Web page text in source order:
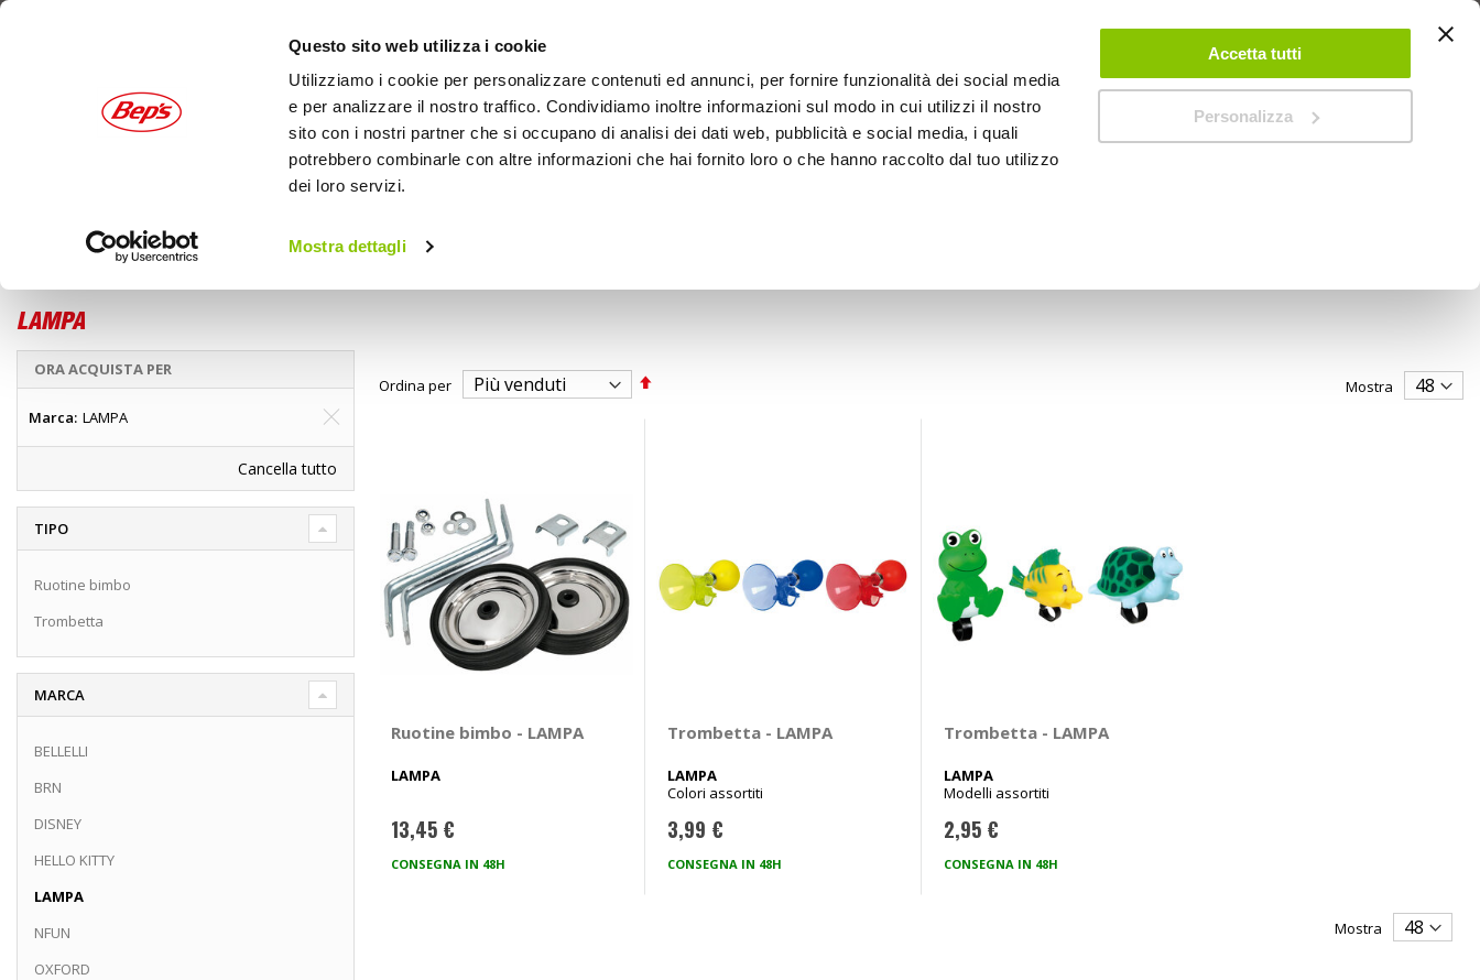
Questo sito web utilizza i cookie
Utilizziamo i cookie per personalizzare contenuti ed annunci, per fornire funzionalità dei social media
e per analizzare il nostro traffico. Condividiamo inoltre informazioni sul modo in cui utilizzi il nostro
sito con i nostri partner che si occupano di analisi dei dati web, pubblicità e social media, i quali
potrebbero combinarle con altre informazioni che hai fornito loro o che hanno raccolto dal tuo utilizzo
dei loro servizi.
Mostra dettagli
Accetta tutti
Personalizza
CONTATTACI NEGOZI IL MIO NEGOZIO
LAMPA
Ordina per
Imposta
Mostra
Ruotine bimbo - LAMPA
LAMPA
13,45 €
CONSEGNA IN 48H
Trombetta - LAMPA
LAMPA
Colori assortiti
3,99 €
CONSEGNA IN 48H
Trombetta - LAMPA
LAMPA
Modelli assortiti
2,95 €
CONSEGNA IN 48H
Mostra
ORA ACQUISTA PER
Marca LAMPA
Cancella tutto
TIPO
Ruotine bimbo
Trombetta
MARCA
BELLELLI
BRN
DISNEY
HELLO KITTY
LAMPA
NFUN
OXFORD